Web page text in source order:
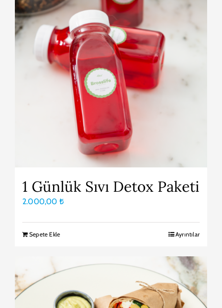
1 Günlük Sıvı Detox Paketi
2.000,00 ₺
Sepete Ekle Ayrıntılar